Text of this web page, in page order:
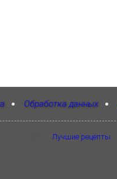
Обработка данных
Лучшие рецепты